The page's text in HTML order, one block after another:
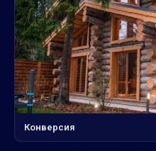
Конверсия